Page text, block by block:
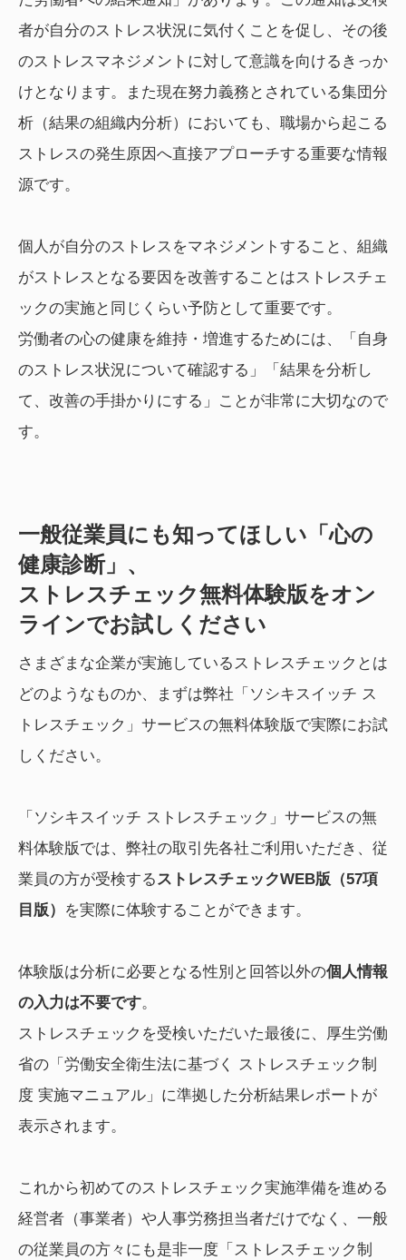
者が自分のストレス状況に気付くことを促し、その後
のストレスマネジメントに対して意識を向けるきっか
けとなります。また現在努力義務とされている集団分
析（結果の組織内分析）においても、職場から起こる
ストレスの発生原因へ直接アプローチする重要な情報
源です。
個人が自分のストレスをマネジメントすること、組織
がストレスとなる要因を改善することはストレスチェ
ックの実施と同じくらい予防として重要です。
労働者の心の健康を維持・増進するためには、「自身
のストレス状況について確認する」「結果を分析し
て、改善の手掛かりにする」ことが非常に大切なので
す。
一般従業員にも知ってほしい「心の
健康診断」、
ストレスチェック無料体験版をオン
ラインでお試しください
さまざまな企業が実施しているストレスチェックとは
どのようなものか、まずは弊社「ソシキスイッチ ス
トレスチェック」サービスの無料体験版で実際にお試
しください。
「ソシキスイッチ ストレスチェック」サービスの無
料体験版では、弊社の取引先各社ご利用いただき、従
業員の方が受検するストレスチェックWEB版（57項
目版）
を実際に体験することができます。
体験版は分析に必要となる性別と回答以外の個人情報
の入力は不要です。
ストレスチェックを受検いただいた最後に、厚生労働
省の「労働安全衛生法に基づく ストレスチェック制
度 実施マニュアル」に準拠した分析結果レポートが
表示されます。
これから初めてのストレスチェック実施準備を進める
経営者（事業者）や人事労務担当者だけでなく、一般
の従業員の方々にも是非一度「ストレスチェック制